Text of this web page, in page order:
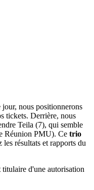
nous positionnerons
tickets. Derrière, nous
Teila (7), qui semble
Réunion PMU). Ce trio
résultats et rapports du
titulaire d'une autorisation